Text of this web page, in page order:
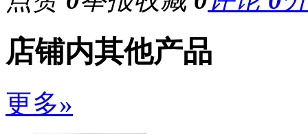
店铺内其他产品
更多»